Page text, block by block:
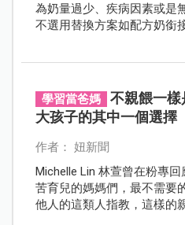
為奶量過少、疾病因素或是
不選用替換方案如配方奶銜
學習當爸媽
不親餵一
大孩子的其中一個選擇
作者： 妞新聞
Michelle Lin 林萱曾在粉專
苦育兒的媽媽們，最不需要
他人的這類人指教，這樣的